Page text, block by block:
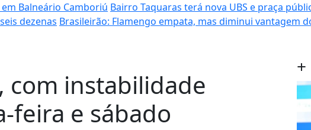
Balneário Camboriú Bairro Taquaras terá nova UBS e praça
dezenas Brasileirão: Flamengo empata, mas diminui vantagem
com instabilidade
feira e sábado
+